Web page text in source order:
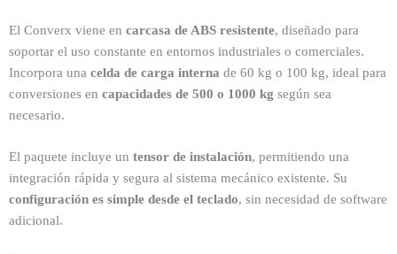
El Converx viene en carcasa de ABS resistente, diseñado para
soportar el uso constante en entornos industriales o comerciales.
Incorpora una celda de carga interna de 60 kg o 100 kg, ideal para
conversiones en capacidades de 500 o 1000 kg según sea
necesario.
El paquete incluye un tensor de instalación, permitiendo una
integración rápida y segura al sistema mecánico existente. Su
configuración es simple desde el teclado, sin necesidad de software
adicional.